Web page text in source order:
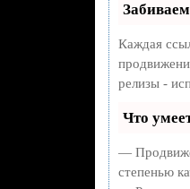
Каждая
релизы -
Что
—
степенью